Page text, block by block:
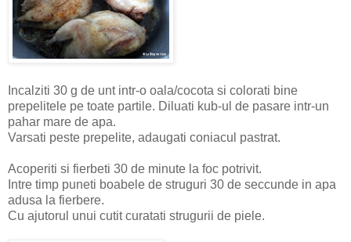
Incalziti 30 g de unt intr-o oala/cocota si colorati bine
prepelitele pe toate partile. Diluati kub-ul de pasare intr-un
pahar mare de apa.
Varsati peste prepelite, adaugati coniacul pastrat.
Acoperiti si fierbeti 30 de minute la foc potrivit.
Intre timp puneti boabele de struguri 30 de seccunde in apa
adusa la fierbere.
Cu ajutorul unui cutit curatati strugurii de piele.